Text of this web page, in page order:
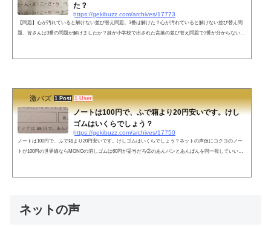
た？
https://gekibuzz.com/archives/17773
【問題】心が汚れていると解けない並び替え問題。3番は解けた？心が汚れていると解けない並び替え問
題、皆さんは3番の問題が解けましたか？妹が小学校で出された言葉の並び替え問題で3番が分からないと
激バズ 1 Post 1 User
ノートは100円で、ふで箱より20円安いです。けし
ゴムはいくらでしょう？
https://gekibuzz.com/archives/17750
ノートは100円で、ふで箱より20円安いです。けしゴムはいくらでしょう？ネットの声仮にコクヨのノー
トが100円の世界線ならMONOの消しゴムは60円が妥当だろ②のあんパンとあんぱんを同一視していいの
ネットの声